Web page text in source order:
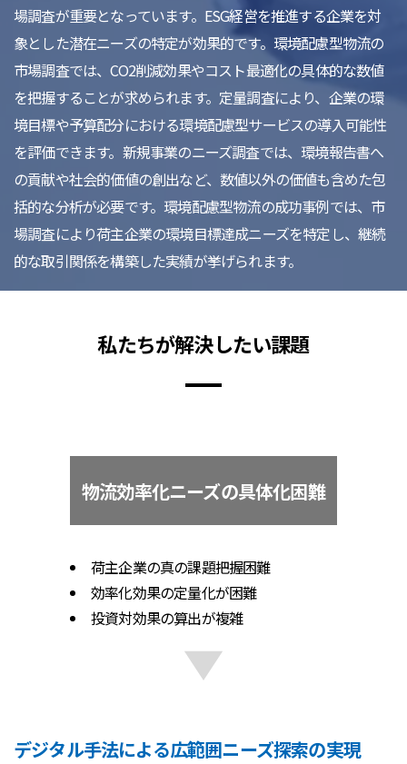
場調査が重要となっています。ESG経営を推進する企業を対
象とした潜在ニーズの特定が効果的です。環境配慮型物流の
市場調査では、CO2削減効果やコスト最適化の具体的な数値
を把握することが求められます。定量調査により、企業の環
境目標や予算配分における環境配慮型サービスの導入可能性
を評価できます。新規事業のニーズ調査では、環境報告書へ
の貢献や社会的価値の創出など、数値以外の価値も含めた包
括的な分析が必要です。環境配慮型物流の成功事例では、市
場調査により荷主企業の環境目標達成ニーズを特定し、継続
的な取引関係を構築した実績が挙げられます。
私たちが解決したい課題
物流効率化ニーズの具体化困難
荷主企業の真の課題把握困難
効率化効果の定量化が困難
投資対効果の算出が複雑
デジタル手法による広範囲ニーズ探索の実現